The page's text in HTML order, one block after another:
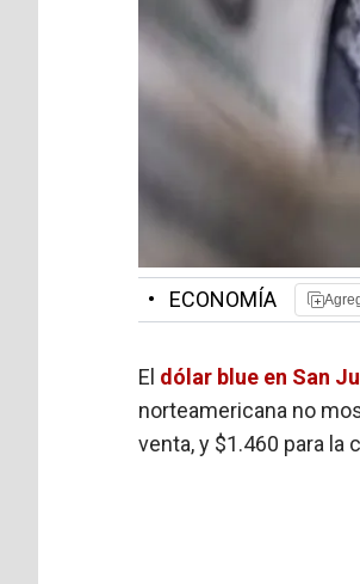
• ECONOMÍA
El dólar blue en San
norteamericana no
venta, y $1.460 para la